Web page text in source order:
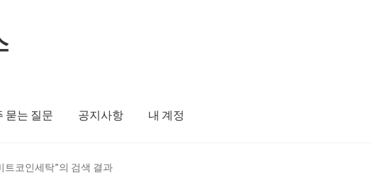
묻는 질문 공지사항 내 계정
트코인세탁”의 검색 결과